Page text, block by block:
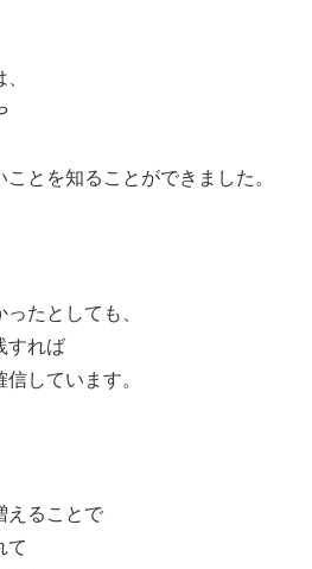
とを知ることができました。
たとしても、
すれば
しています。
えることで
て